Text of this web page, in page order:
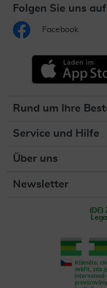
Folgen Sie uns auf
Facebook
Rund um Ihre
Service und Hilfe
Über uns
Newsletter
(DE)